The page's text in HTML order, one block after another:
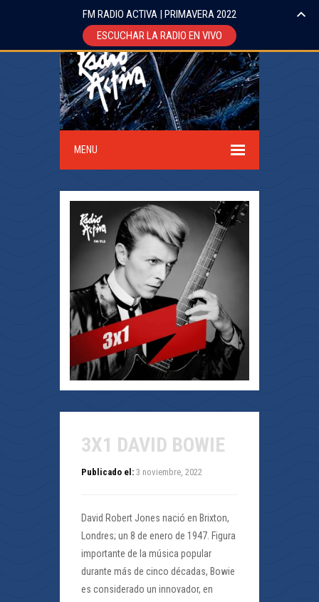
MENU
3X1 DAVID BOWIE
Publicado el: 3 noviembre, 2022
David Robert Jones nació en Brixton,
Londres; un 8 de enero de 1947. Figura
importante de la música popular
durante más de cinco décadas, Bowie
es considerado un innovador, en
FM RADIO ACTIVA | PRIMAVERA 2022
ESCUCHAR LA RADIO EN VIVO